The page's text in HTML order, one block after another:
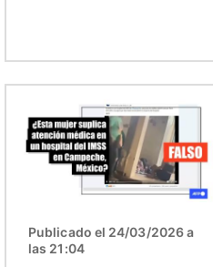
Publicado el 24/03/2026 a
las 21:04